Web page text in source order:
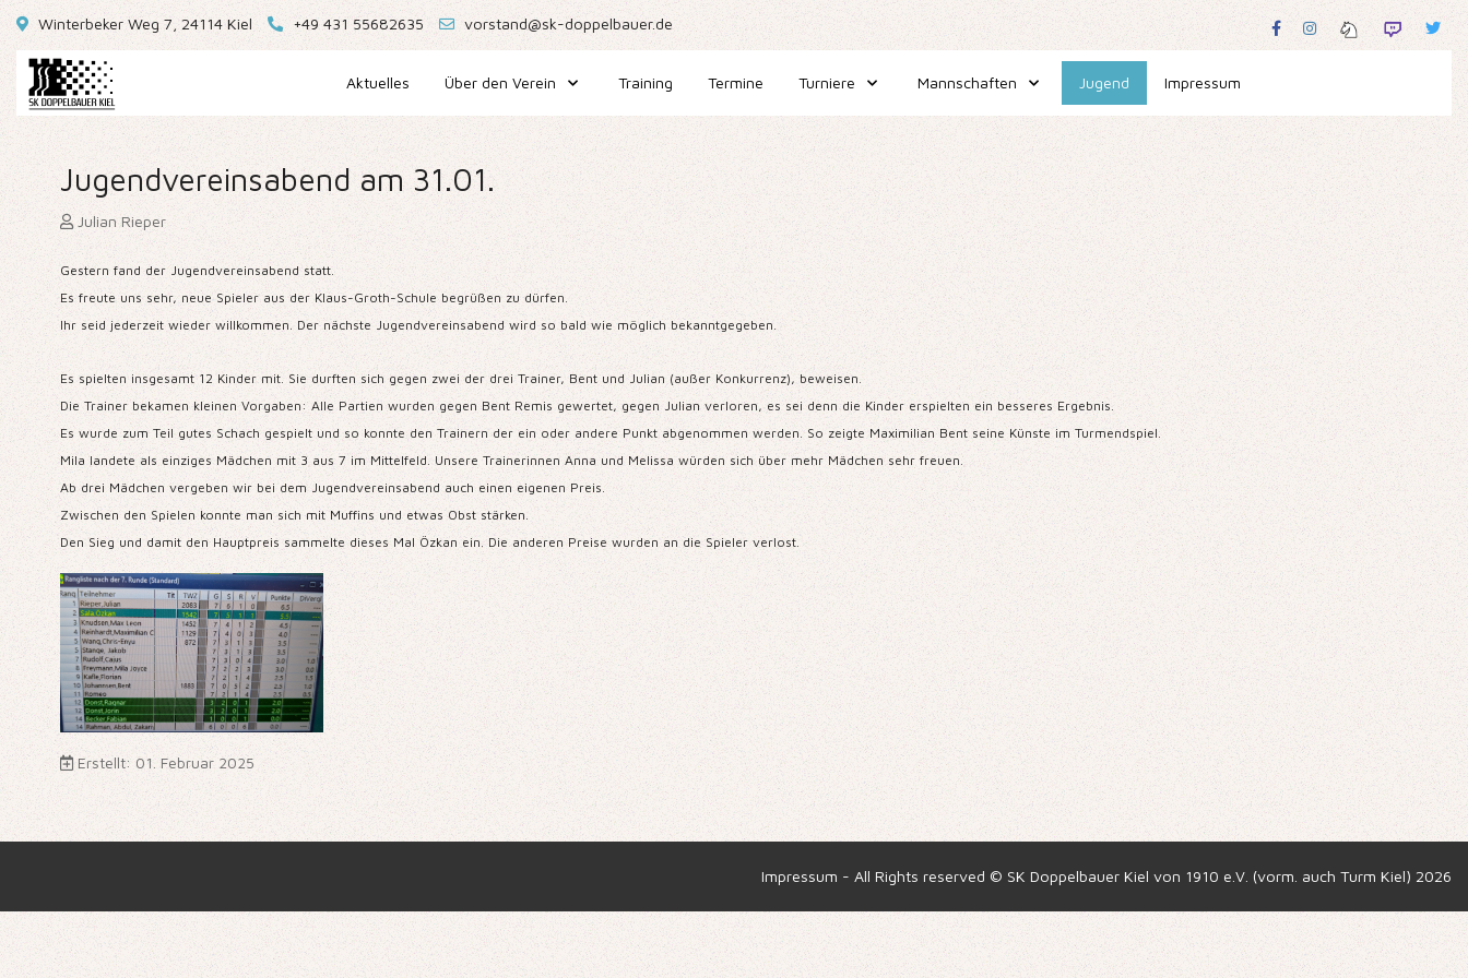
Winterbeker Weg 7, 24114 Kiel +49 431 55682635 vorstand@sk-doppelbauer.de
Aktuelles Über den Verein Training Termine Turniere Mannschaften Jugend Impressum
Jugendvereinsabend am 31.01.
Julian Rieper
Gestern fand der Jugendvereinsabend statt.
Es freute uns sehr, neue Spieler aus der Klaus-Groth-Schule begrüßen zu dürfen.
Ihr seid jederzeit wieder willkommen. Der nächste Jugendvereinsabend wird so bald wie möglich bekanntgegeben.
Es spielten insgesamt 12 Kinder mit. Sie durften sich gegen zwei der drei Trainer, Bent und Julian (außer Konkurrenz), beweisen.
Die Trainer bekamen kleinen Vorgaben: Alle Partien wurden gegen Bent Remis gewertet, gegen Julian verloren, es sei denn die Kinder erspielten ein besseres Ergebnis.
Es wurde zum Teil gutes Schach gespielt und so konnte den Trainern der ein oder andere Punkt abgenommen werden. So zeigte Maximilian Bent seine Künste im Turmendspiel.
Mila landete als einziges Mädchen mit 3 aus 7 im Mittelfeld. Unsere Trainerinnen Anna und Melissa würden sich über mehr Mädchen sehr freuen.
Ab drei Mädchen vergeben wir bei dem Jugendvereinsabend auch einen eigenen Preis.
Zwischen den Spielen konnte man sich mit Muffins und etwas Obst stärken.
Den Sieg und damit den Hauptpreis sammelte dieses Mal Özkan ein. Die anderen Preise wurden an die Spieler verlost.
Erstellt: 01. Februar 2025
Impressum - All Rights reserved © SK Doppelbauer Kiel von 1910 e.V. (vorm. auch Turm Kiel) 2026